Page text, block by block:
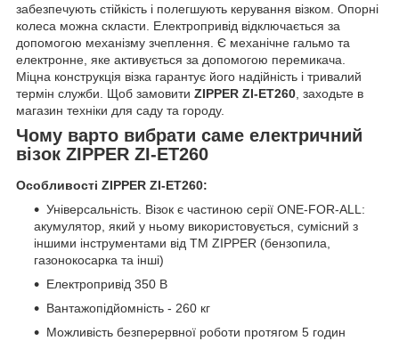
забезпечують стійкість і полегшують керування візком. Опорні
колеса можна скласти. Електропривід відключається за
допомогою механізму зчеплення. Є механічне гальмо та
електронне, яке активується за допомогою перемикача.
Міцна конструкція візка гарантує його надійність і тривалий
термін служби. Щоб замовити ZIPPER ZI-ET260 , заходьте в
магазин техніки для саду та городу.
Чому варто вибрати саме електричний
візок ZIPPER ZI-ET260
Особливості ZIPPER ZI-ET260:
Універсальність. Візок є частиною серії ONE-FOR-ALL:
акумулятор, який у ньому використовується, сумісний з
іншими інструментами від ТМ ZIPPER (бензопила,
газонокосарка та інші)
Електропривід 350 В
Вантажопідйомність - 260 кг
Можливість безперервної роботи протягом 5 годин